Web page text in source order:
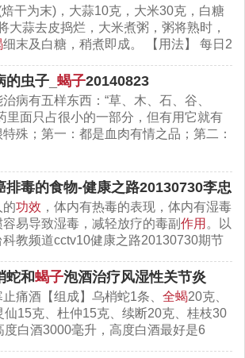
各0.5克，混合冲服，早晚各一次。
导致的口眼歪斜。
用
干为末)，大蒜10克，大米30克，白糖
大蒜去皮捣烂，大米煮粥，粥将熟时，
细末及白糖，稍煮即成。 【用法】 每日2
虫子_ 蝎子20140823
治病有五样东西：“草、木、石、谷、
里面只占很小的一部分，但有用它就有
殊；第一：都是血肉有情之品；第二：
排毒的食物-健康之路20130730李忠
的功效 ，体内有热毒的表现，体内有湿毒
易导致湿毒，减轻放疗的毒副 作用 。以
教频道cctv10健康之路20130730期节
蛇和蝎子泡酒治疗风湿性关节炎
痛酒【组成】乌梢蛇1条、 全蝎20克、
仙15克、杜仲15克、续断20克、桂枝30
度白酒3000毫升，高度白酒最好是6